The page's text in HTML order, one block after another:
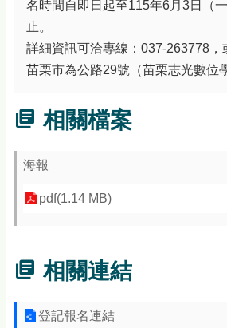
名時間自即日起至115年6月3日（
止。
詳細資訊可洽專線：037-263778，
苗栗市為公路29號（苗栗志光數位
相關檔案
海報
pdf(1.14 MB)
相關連結
登記報名連結